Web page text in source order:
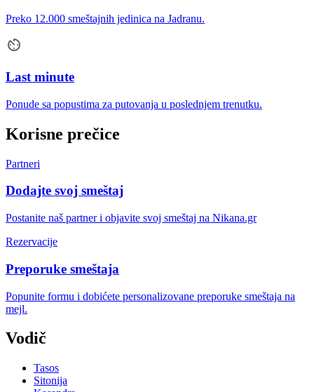
Preko 12.000 smeštajnih jedinica na Jadranu.
Last minute
Ponude sa popustima za putovanja u poslednjem trenutku.
Korisne prečice
Partneri
Dodajte svoj smeštaj
Postanite naš partner i objavite svoj smeštaj na Nikana.gr
Rezervacije
Preporuke smeštaja
Popunite formu i dobićete personalizovane preporuke smeštaja na
mejl.
Vodič
Tasos
Sitonija